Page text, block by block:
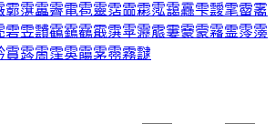
霩霮靁霽電雹靈霑霝霦霐靄靐雫靉雮霤霱
雼雴靅靍靎靏霵霟雽靋霢霋靀霥霿霊霗霶
霣霠霌霔雵霷雺霛霧靆